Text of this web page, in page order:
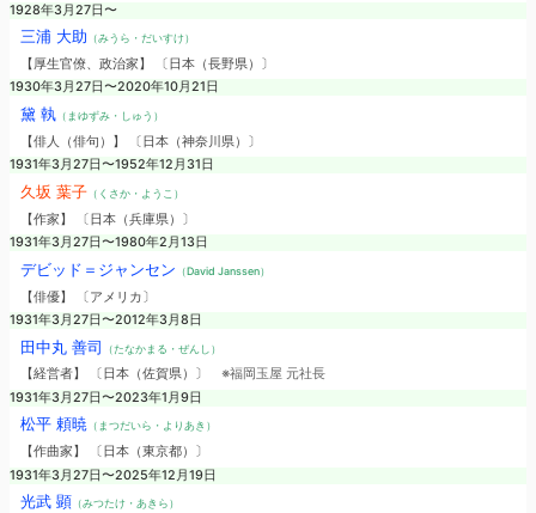
1928年3月27日〜
三浦 大助 （みうら・だいすけ）
【厚生官僚、政治家】 〔日本（長野県）〕
1930年3月27日〜2020年10月21日
黛 執（まゆずみ・しゅう）
【俳人（俳句）】 〔日本（神奈川県）〕
1931年3月27日〜1952年12月31日
久坂 葉子（くさか・ようこ）
【作家】 〔日本（兵庫県）〕
1931年3月27日〜1980年2月13日
デビッド＝ジャンセン （David Janssen）
【俳優】 〔アメリカ〕
1931年3月27日〜2012年3月8日
田中丸 善司 （たなかまる・ぜんし）
【経営者】 〔日本（佐賀県）〕 ※福岡玉屋 元社長
1931年3月27日〜2023年1月9日
松平 頼暁（まつだいら・よりあき）
【作曲家】 〔日本（東京都）〕
1931年3月27日〜2025年12月19日
光武 顕 （みつたけ・あきら）